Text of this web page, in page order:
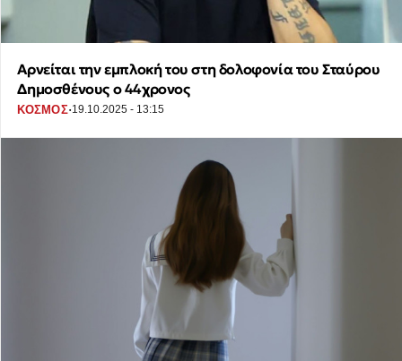
Αρνείται την εμπλοκή του στη δολοφονία του Σταύρου
Δημοσθένους ο 44χρονος
ΚΟΣΜΟΣ·19.10.2025 - 13:15